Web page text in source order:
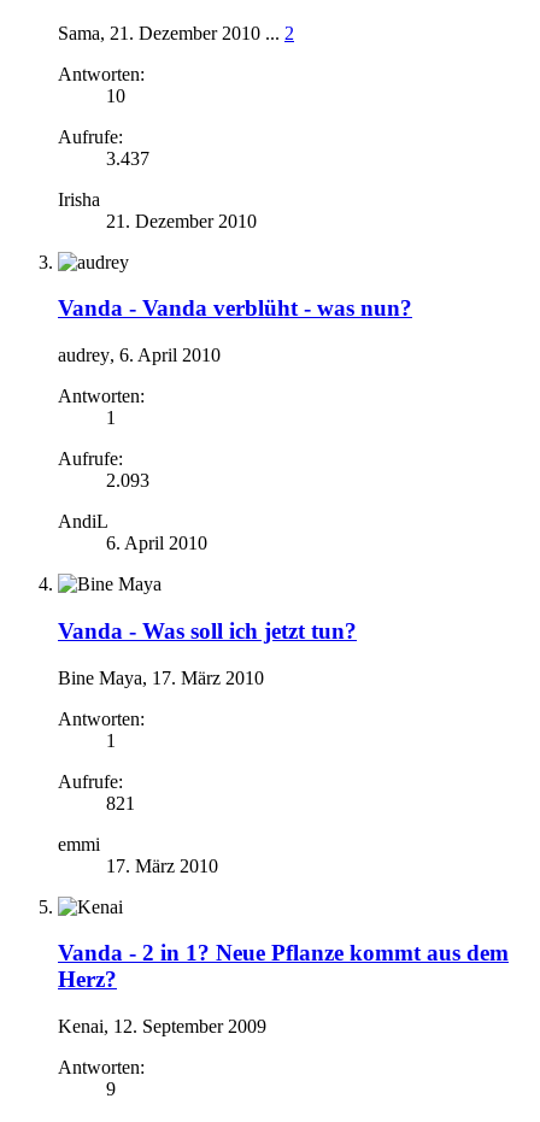
Sama, 21. Dezember 2010 ... 2
Antworten:
10
Aufrufe:
3.437
Irisha
21. Dezember 2010
Vanda - Vanda verblüht - was nun?
audrey, 6. April 2010
Antworten:
1
Aufrufe:
2.093
AndiL
6. April 2010
Vanda - Was soll ich jetzt tun?
Bine Maya, 17. März 2010
Antworten:
1
Aufrufe:
821
emmi
17. März 2010
Vanda - 2 in 1? Neue Pflanze kommt aus dem
Herz?
Kenai, 12. September 2009
Antworten:
9